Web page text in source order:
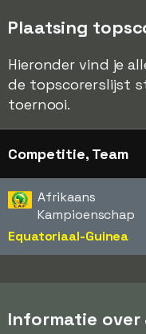
Plaatsing
Hieronder vind je
de topscorerslijst
toernooi.
Competitie, Team
Afrikaans
Kampioenschap
Equatoriaal-Guinea
Informatie over